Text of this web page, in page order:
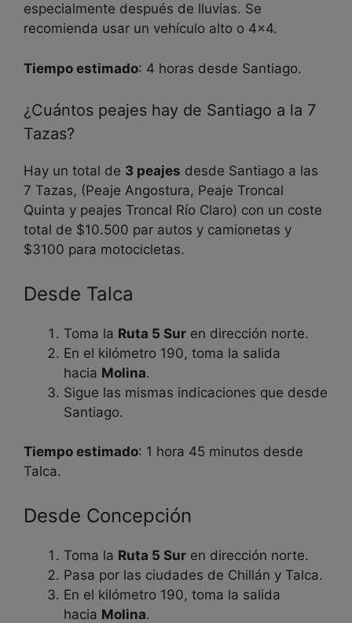
especialmente después de lluvias. Se
recomienda usar un vehículo alto o 4×4.
Tiempo estimado: 4 horas desde Santiago.
¿Cuántos peajes hay de Santiago a la 7
Tazas?
Hay un total de 3 peajes desde Santiago a las
7 Tazas, (Peaje Angostura, Peaje Troncal
Quinta y peajes Troncal Río Claro) con un coste
total de $10.500 par autos y camionetas y
$3100 para motocicletas.
Desde Talca
Toma la Ruta 5 Sur en dirección norte.
En el kilómetro 190, toma la salida
hacia Molina.
Sigue las mismas indicaciones que desde
Santiago.
Tiempo estimado: 1 hora 45 minutos desde
Talca.
Desde Concepción
Toma la Ruta 5 Sur en dirección norte.
Pasa por las ciudades de Chillán y Talca.
En el kilómetro 190, toma la salida
hacia Molina.